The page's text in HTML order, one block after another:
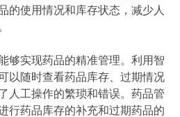
的使用情况和库存状态，减少人
够实现药品的精准管理。利用智
以随时查看药品库存、过期情况
人工操作的繁琐和错误。药品管
行药品库存的补充和过期药品的